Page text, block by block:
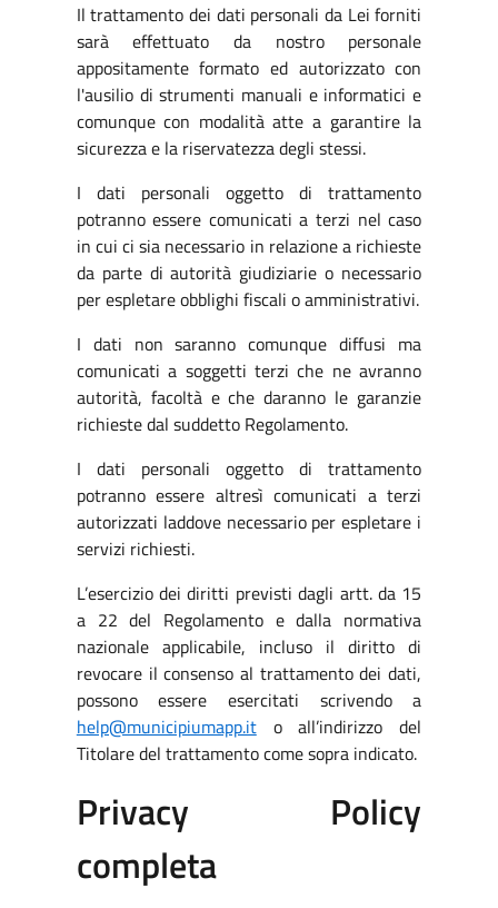
Il trattamento dei dati personali da Lei forniti
sarà effettuato da nostro personale
appositamente formato ed autorizzato con
l'ausilio di strumenti manuali e informatici e
comunque con modalità atte a garantire la
sicurezza e la riservatezza degli stessi.
I dati personali oggetto di trattamento
potranno essere comunicati a terzi nel caso
in cui ci sia necessario in relazione a richieste
da parte di autorità giudiziarie o necessario
per espletare obblighi fiscali o amministrativi.
I dati non saranno comunque diffusi ma
comunicati a soggetti terzi che ne avranno
autorità, facoltà e che daranno le garanzie
richieste dal suddetto Regolamento.
I dati personali oggetto di trattamento
potranno essere altresì comunicati a terzi
autorizzati laddove necessario per espletare i
servizi richiesti.
L’esercizio dei diritti previsti dagli artt. da 15
a 22 del Regolamento e dalla normativa
nazionale applicabile, incluso il diritto di
revocare il consenso al trattamento dei dati,
possono essere esercitati scrivendo a
help@municipiumapp.ito all’indirizzo del
Titolare del trattamento come sopra indicato.
Privacy Policy
completa